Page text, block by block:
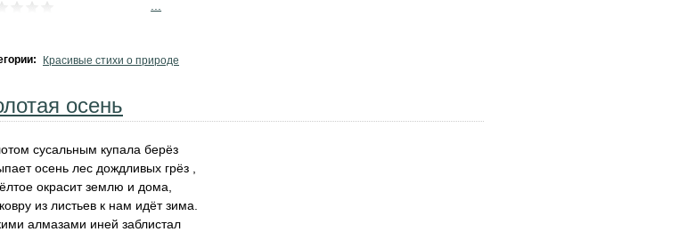
Красивые стихи о природе
осень
сусальным купала берёз
осень лес дождливых грёз ,
окрасит землю и дома,
из листьев к нам идёт зима.
алмазами иней заблистал